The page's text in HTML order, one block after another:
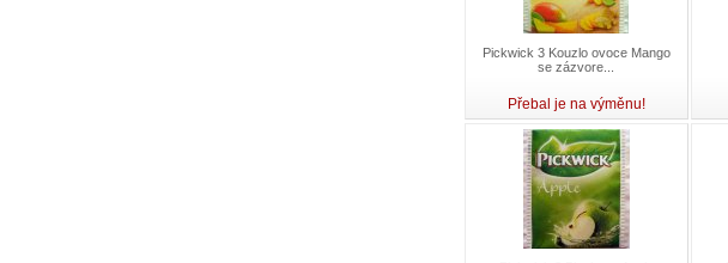
Pickwick 3 Kouzlo ovoce Mango
se zázvore...
Přebal je na výměnu!